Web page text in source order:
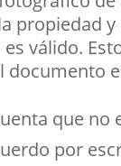
propiedad
válido.
documento
que no
por